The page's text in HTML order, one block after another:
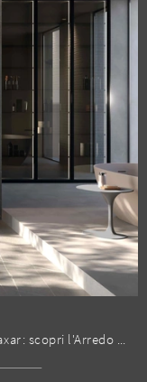
mobili bagno a terra M2 System 247 di Baxar: scopri l'Arredo Bagno in HPL moderno e arreda il tuo bagno.